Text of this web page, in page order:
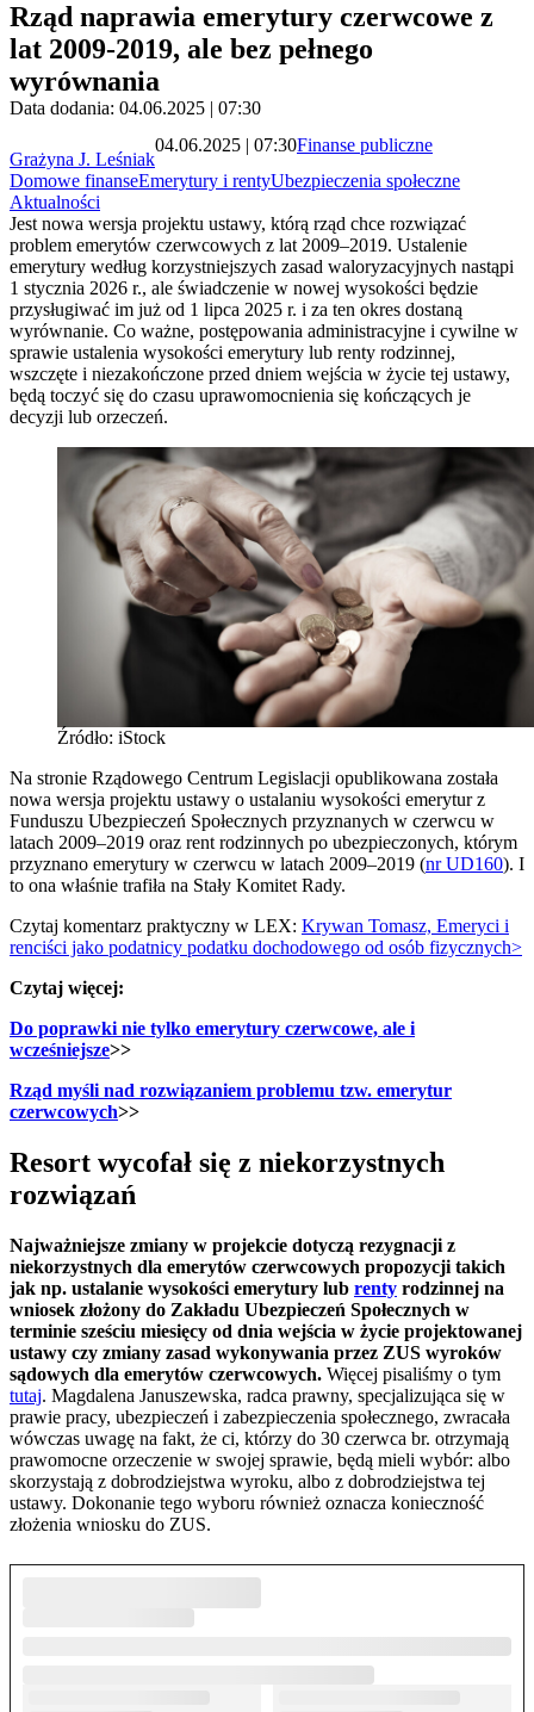
Rząd naprawia emerytury czerwcowe z
lat 2009-2019, ale bez pełnego
wyrównania
Data dodania: 04.06.2025 | 07:30
Grażyna J. Leśniak
04.06.2025 | 07:30Finanse publiczne
Domowe finanseEmerytury i rentyUbezpieczenia społeczne
Aktualności
Jest nowa wersja projektu ustawy, którą rząd chce rozwiązać
problem emerytów czerwcowych z lat 2009–2019. Ustalenie
emerytury według korzystniejszych zasad waloryzacyjnych nastąpi
1 stycznia 2026 r., ale świadczenie w nowej wysokości będzie
przysługiwać im już od 1 lipca 2025 r. i za ten okres dostaną
wyrównanie. Co ważne, postępowania administracyjne i cywilne w
sprawie ustalenia wysokości emerytury lub renty rodzinnej,
wszczęte i niezakończone przed dniem wejścia w życie tej ustawy,
będą toczyć się do czasu uprawomocnienia się kończących je
decyzji lub orzeczeń.
Źródło: iStock
Na stronie Rządowego Centrum Legislacji opublikowana została
nowa wersja projektu ustawy o ustalaniu wysokości emerytur z
Funduszu Ubezpieczeń Społecznych przyznanych w czerwcu w
latach 2009–2019 oraz rent rodzinnych po ubezpieczonych, którym
przyznano emerytury w czerwcu w latach 2009–2019 (nr UD160). I
to ona właśnie trafiła na Stały Komitet Rady.
Czytaj komentarz praktyczny w LEX: Krywan Tomasz, Emeryci i
renciści jako podatnicy podatku dochodowego od osób fizycznych>
Czytaj więcej:
Do poprawki nie tylko emerytury czerwcowe, ale i
wcześniejsze>>
Rząd myśli nad rozwiązaniem problemu tzw. emerytur
czerwcowych>>
Resort wycofał się z niekorzystnych
rozwiązań
Najważniejsze zmiany w projekcie dotyczą rezygnacji z
niekorzystnych dla emerytów czerwcowych propozycji takich
jak np. ustalanie wysokości emerytury lub renty rodzinnej na
wniosek złożony do Zakładu Ubezpieczeń Społecznych w
terminie sześciu miesięcy od dnia wejścia w życie projektowanej
ustawy czy zmiany zasad wykonywania przez ZUS wyroków
sądowych dla emerytów czerwcowych. Więcej pisaliśmy o tym
tutaj. Magdalena Januszewska, radca prawny, specjalizująca się w
prawie pracy, ubezpieczeń i zabezpieczenia społecznego, zwracała
wówczas uwagę na fakt, że ci, którzy do 30 czerwca br. otrzymają
prawomocne orzeczenie w swojej sprawie, będą mieli wybór: albo
skorzystają z dobrodziejstwa wyroku, albo z dobrodziejstwa tej
ustawy. Dokonanie tego wyboru również oznacza konieczność
złożenia wniosku do ZUS.